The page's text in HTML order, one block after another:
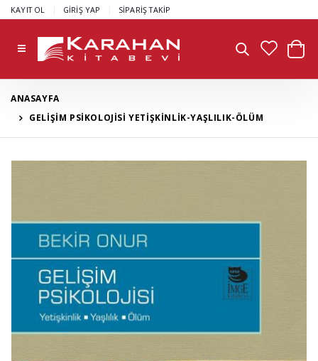
KAYIT OL GİRİŞ YAP SİPARİŞ TAKİP
ANASAYFA
GELİŞİM PSİKOLOJİSİ YETİŞKİNLİK-YAŞLILIK-ÖLÜM